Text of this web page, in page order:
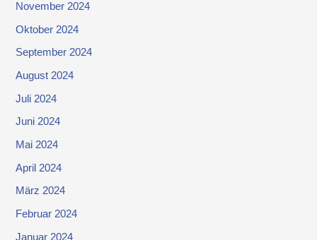
November 2024
Oktober 2024
September 2024
August 2024
Juli 2024
Juni 2024
Mai 2024
April 2024
März 2024
Februar 2024
Januar 2024